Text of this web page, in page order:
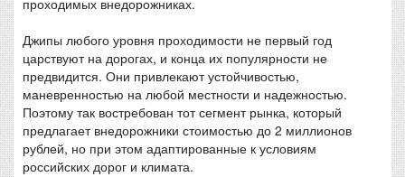
проходимых внедорожниках.
Джипы любого уровня проходимости не первый год
царствуют на дорогах, и конца их популярности не
предвидится. Они привлекают устойчивостью,
маневренностью на любой местности и надежностью.
Поэтому так востребован тот сегмент рынка, который
предлагает внедорожники стоимостью до 2 миллионов
рублей, но при этом адаптированные к условиям
российских дорог и климата.